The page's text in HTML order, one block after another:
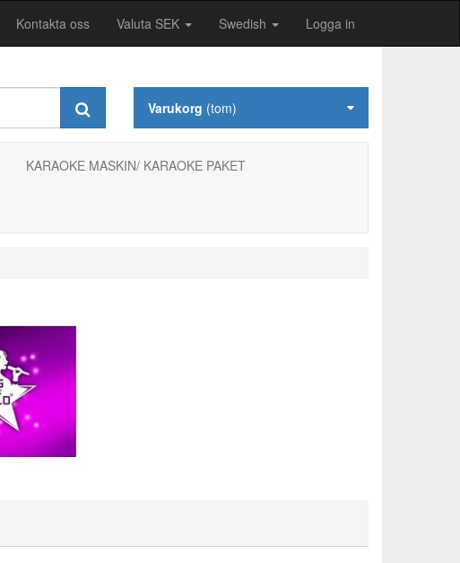
Kontakta oss Valuta SEK Swedish Logga in
Varukorg (tom)
KARAOKE MASKIN/ KARAOKE PAKET